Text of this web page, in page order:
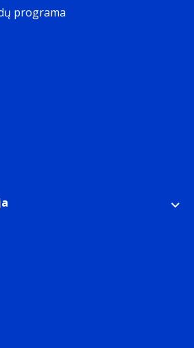
programa